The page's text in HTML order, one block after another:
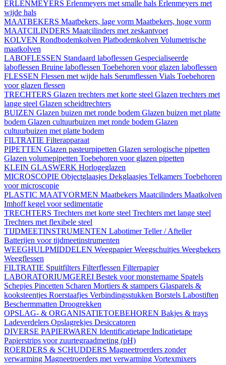
ERLENMEYERS Erlenmeyers met smalle hals Erlenmeyers met
wijde hals
MAATBEKERS Maatbekers, lage vorm Maatbekers, hoge vorm
MAATCILINDERS Maatcilinders met zeskantvoet
KOLVEN Rondbodemkolven Platbodemkolven Volumetrische
maatkolven
LABOFLESSEN Standaard laboflessen Gespecialiseerde
laboflessen Bruine laboflessen Toebehoren voor glazen laboflessen
FLESSEN Flessen met wijde hals Serumflessen Vials Toebehoren
voor glazen flessen
TRECHTERS Glazen trechters met korte steel Glazen trechters met
lange steel Glazen scheidtrechters
BUIZEN Glazen buizen met ronde bodem Glazen buizen met platte
bodem Glazen cultuurbuizen met ronde bodem Glazen
cultuurbuizen met platte bodem
FILTRATIE Filterapparaat
PIPETTEN Glazen pasteurpipetten Glazen serologische pipetten
Glazen volumepipetten Toebehoren voor glazen pipetten
KLEIN GLASWERK Horlogeglazen
MICROSCOPIE Objectglaasjes Dekglaasjes Telkamers Toebehoren
voor microscopie
PLASTIC MAATVORMEN Maatbekers Maatcilinders Maatkolven
Imhoff kegel voor sedimentatie
TRECHTERS Trechters met korte steel Trechters met lange steel
Trechters met flexibele steel
TIJDMEETINSTRUMENTEN LabotimerTeller / Afteller
Batterijen voor tijdmeetinstrumenten
WEEGHULPMIDDELEN WeegpapierWeegschuitjes Weegbekers
Weegflessen
FILTRATIE Spuitfilters Filterflessen Filterpapier
LABORATORIUMGEREI Bestek voor monstername Spatels
Schepjes Pincetten Scharen Mortiers & stampers Glasparels &
kooksteentjes Roerstaafjes Verbindingsstukken Borstels Labostiften
Beschermmatten Droogrekken
OPSLAG- & ORGANISATIETOEBEHOREN Bakjes & trays
Ladeverdelers Opslagrekjes Desiccatoren
DIVERSE PAPIERWAREN Identificatietape Indicatietape
Papierstrips voor zuurtegraadmeting (pH)
ROERDERS & SCHUDDERS Magneetroerders zonder
verwarming Magneetroerders met verwarming Vortexmixers